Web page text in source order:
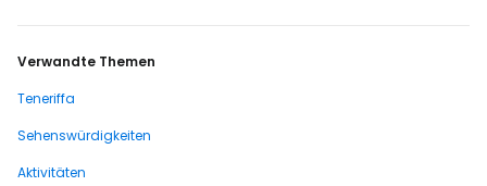
Verwandte Themen
Teneriffa
Sehenswürdigkeiten
Aktivitäten